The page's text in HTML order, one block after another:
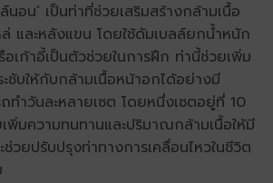
’ เป็นท่าที่ช่วยเสริมสร้างกล้ามเนื้อ
และหลังแขน โดยใช้ดัมเบลล์ยกน้ำหนัก
เก้าอี้เป็นตัวช่วยในการฝึก ท่านี้ช่วยเพิ่ม
ชับให้กับกล้ามเนื้อหน้าอกได้อย่างมี
ทำวันละหลายเซต โดยหนึ่งเซตอยู่ที่ 10
พิ่มความทนทานและปริมาณกล้ามเนื้อให้มี
วยปรับปรุงท่าทางการเคลื่อนไหวในชีวิต